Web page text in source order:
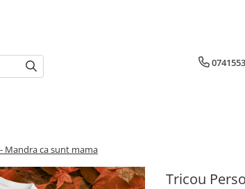
Mandra ca sunt mama
Tricou